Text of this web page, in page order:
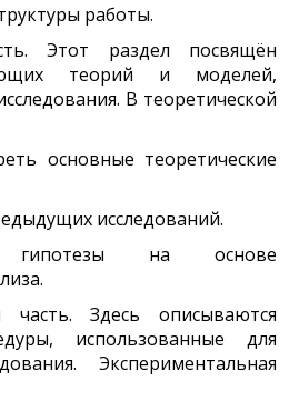
работы.
Этот раздел посвящён
теорий и моделей,
В теоретической
основные теоретические
исследований.
гипотезы на основе
часть. Здесь описываются
использованные для
Экспериментальная